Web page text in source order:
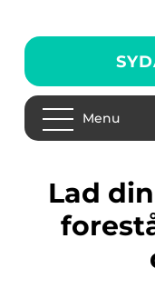
Menu
Lad din marskandiser